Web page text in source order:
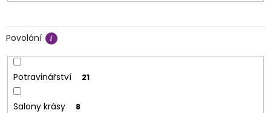
Povolání
Potravinářství 21
Salony krásy 8